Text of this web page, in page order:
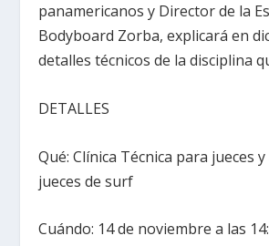
panamericanos y Director de la
Bodyboard Zorba, explicará en
detalles técnicos de la disciplina
DETALLES
Qué: Clínica Técnica para jueces
jueces de surf
Cuándo: 14 de noviembre a las